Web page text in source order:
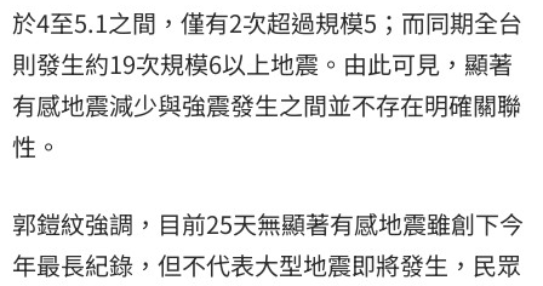
於4至5.1之間，僅有2次超過規模5；而同期全台
則發生約19次規模6以上地震。由此可見，顯著
有感地震減少與強震發生之間並不存在明確關聯
性。
郭鎧紋強調，目前25天無顯著有感地震雖創下今
年最長紀錄，但不代表大型地震即將發生，民眾